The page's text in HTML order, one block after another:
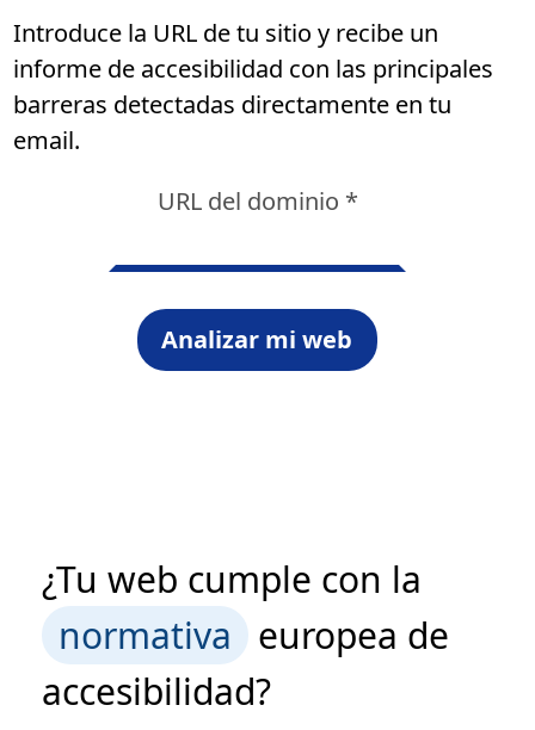
Introduce la URL de tu sitio y recibe un
informe de accesibilidad con las principales
barreras detectadas directamente en tu
email.
URL del dominio *
¿Tu web cumple con la
normativa europea de
accesibilidad?